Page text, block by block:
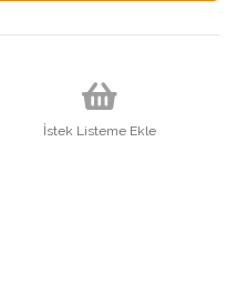
İstek Listeme Ekle